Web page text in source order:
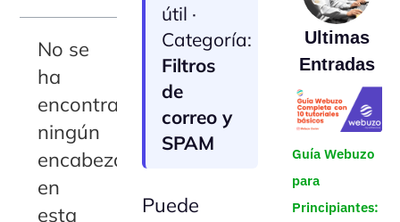
No se
ha
encontrado
ningún
encabezado
en
esta
útil ·
Categoría:
Filtros
de
correo y
SPAM
Puede
Ultimas
Entradas
Guía Webuzo
para
Principiantes: